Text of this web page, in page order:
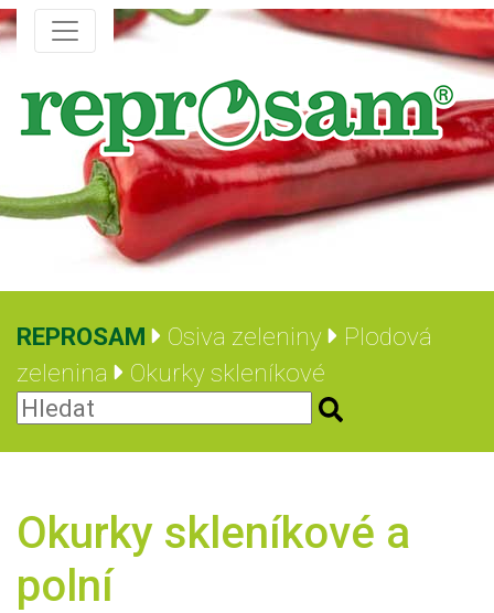
REPROSAM Osiva zeleniny
Plodová
zelenina
Okurky skleníkové
Okurky skleníkové a
polní